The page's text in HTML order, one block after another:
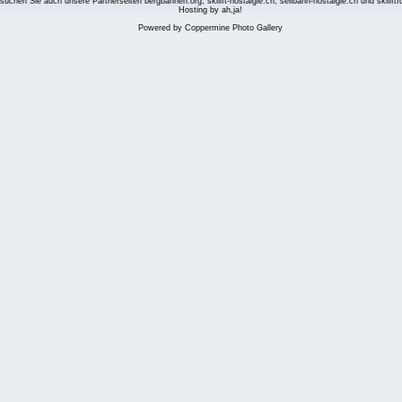
Hosting by ah,ja!
Powered by Coppermine Photo Gallery